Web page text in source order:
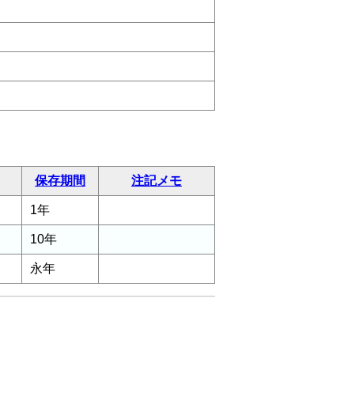
保存期間 注記メモ
1年
10年
永年